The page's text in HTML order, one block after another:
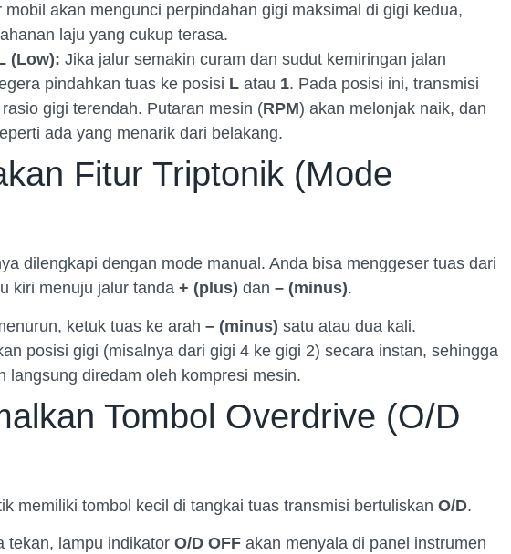
mobil akan mengunci perpindahan gigi maksimal di gigi kedua,
laju yang cukup terasa.
(Low): Jika jalur semakin curam dan sudut kemiringan jalan
pindahkan tuas ke posisi L atau 1. Pada posisi ini, transmisi
gigi terendah. Putaran mesin (RPM) akan melonjak naik, dan
ada yang menarik dari belakang.
Fitur Triptonik (Mode
dilengkapi dengan mode manual. Anda bisa menggeser tuas dari
kiri menuju jalur tanda + (plus) dan – (minus).
ketuk tuas ke arah – (minus) satu atau dua kali.
posisi gigi (misalnya dari gigi 4 ke gigi 2) secara instan, sehingga
langsung diredam oleh kompresi mesin.
Tombol Overdrive (O/D
memiliki tombol kecil di tangkai tuas transmisi bertuliskan O/D.
tekan, lampu indikator O/D OFF akan menyala di panel instrumen